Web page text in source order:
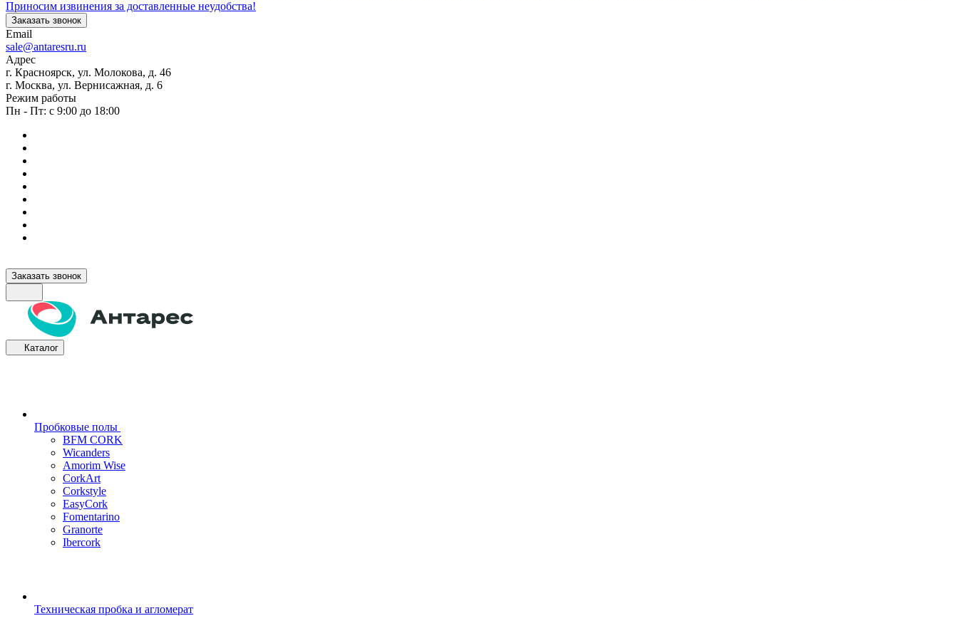
Приносим извинения за доставленные неудобства!
Заказать звонок
Email
sale@antaresru.ru
Адрес
г. Красноярск, ул. Молокова, д. 46
г. Москва, ул. Вернисажная, д. 6
Режим работы
Пн - Пт: с 9:00 до 18:00
Заказать звонок
Каталог
Пробковые полы
BFM CORK
Wicanders
Amorim Wise
CorkArt
Corkstyle
EasyCork
Fomentarino
Granorte
Ibercork
Техническая пробка и агломерат